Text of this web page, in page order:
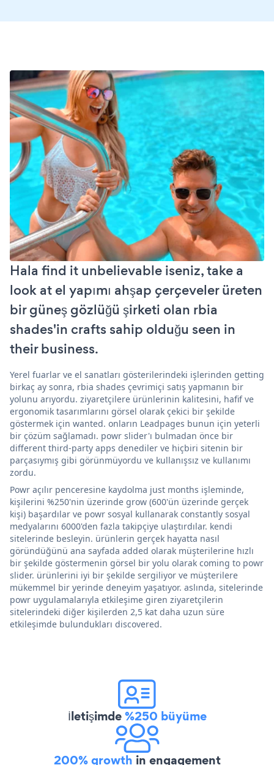
Hala find it unbelievable iseniz, take a
look at el yapımı ahşap çerçeveler üreten
bir güneş gözlüğü şirketi olan rbia
shades'in crafts sahip olduğu seen in
their business.
Yerel fuarlar ve el sanatları gösterilerindeki işlerinden getting
birkaç ay sonra, rbia shades çevrimiçi satış yapmanın bir
yolunu arıyordu. ziyaretçilere ürünlerinin kalitesini, hafif ve
ergonomik tasarımlarını görsel olarak çekici bir şekilde
göstermek için wanted. onların Leadpages bunun için yeterli
bir çözüm sağlamadı. powr slider'ı bulmadan önce bir
different third-party apps denediler ve hiçbiri sitenin bir
parçasıymış gibi görünmüyordu ve kullanışsız ve kullanımı
zordu.
Powr açılır penceresine kaydolma just months işleminde,
kişilerini %250'nin üzerinde grow (600'ün üzerinde gerçek
kişi) başardılar ve powr sosyal kullanarak constantly sosyal
medyalarını 6000'den fazla takipçiye ulaştırdılar. kendi
sitelerinde besleyin. ürünlerin gerçek hayatta nasıl
göründüğünü ana sayfada added olarak müşterilerine hızlı
bir şekilde göstermenin görsel bir yolu olarak coming to powr
slider. ürünlerini iyi bir şekilde sergiliyor ve müşterilere
mükemmel bir yerinde deneyim yaşatıyor. aslında, sitelerinde
powr uygulamalarıyla etkileşime giren ziyaretçilerin
sitelerindeki diğer kişilerden 2,5 kat daha uzun süre
etkileşimde bulundukları discovered.
İletişimde%250 büyüme
200% growth in engagement